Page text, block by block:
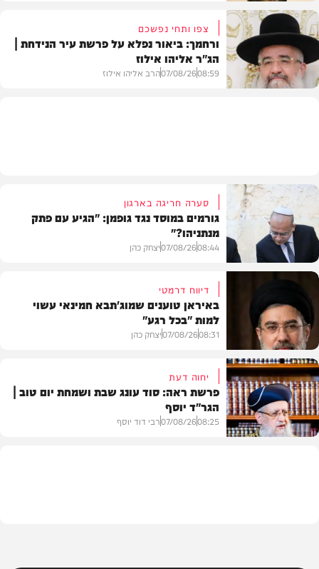
וידאו
צפו ותחי נפשכם
ורחמך: ביאור נפלא על פרשת עיר הנידחת |
הג"ר אליהו אילוז
08:59
07/08/26הרב אליהו אילוז
צבא וביטחון
סערה חריגה בארגון
גורמים במוסד נגד גופמן: "הגיע עם פתק
מנתניהו?"
08:44
07/08/26יצחק כהן
חדשות
דיווח דרמטי
באיראן טוענים שמוג'תבא חמינאי עשוי
למות "בכל רגע"
08:31
07/08/26יצחק כהן
יחוה דעת
פרשת ראה: סוד עונג שבת ושמחת יום טוב |
הגר"ד יוסף
08:25
07/08/26רבי דוד יוסף